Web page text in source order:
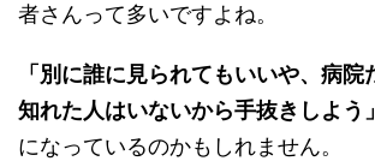
者さんって多いですよね。
「別に誰に見られてもいいや、病
知れた人はいないから手抜きしよう」
になっているのかもしれません。